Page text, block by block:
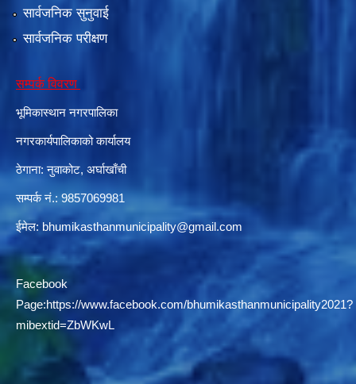
सार्वजनिक सुनुवाई
सार्वजनिक परीक्षण
सम्पर्क विवरण
भूमिकास्थान नगरपालिका
नगरकार्यपालिकाको कार्यालय
ठेगाना: नुवाकोट, अर्घाखाँची
सम्पर्क नं.: 9857069981
ईमेल: bhumikasthanmunicipality@gmail.com
Facebook
Page:https://www.facebook.com/bhumikasthanmunicipality2021?
mibextid=ZbWKwL